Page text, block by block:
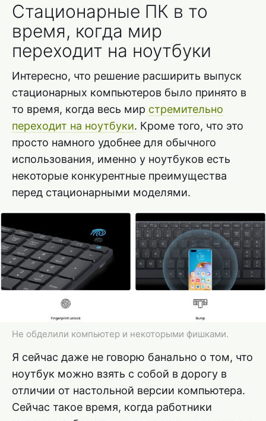
Стационарные ПК в то
время, когда мир
переходит на ноутбуки
Интересно, что решение расширить выпуск
стационарных компьютеров было принято в
то время, когда весь мир стремительно
переходит на ноутбуки. Кроме того, что это
просто намного удобнее для обычного
использования, именно у ноутбуков есть
некоторые конкурентные преимущества
перед стационарными моделями.
Не обделили компьютер и некоторыми фишками.
Я сейчас даже не говорю банально о том, что
ноутбук можно взять с собой в дорогу в
отличии от настольной версии компьютера.
Сейчас такое время, когда работники